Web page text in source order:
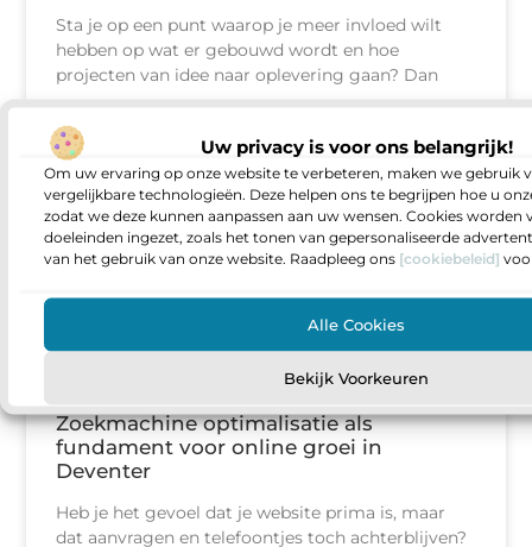
Uw privacy is voor ons belangrijk!
Om uw ervaring op onze website te verbeteren, maken we gebruik
vergelijkbare technologieën. Deze helpen ons te begrijpen hoe u
zodat we deze kunnen aanpassen aan uw wensen. Cookies worden
doeleinden ingezet, zoals het tonen van gepersonaliseerde
van het gebruik van onze website. Raadpleeg ons [cookiebeleid]
Alle Cookies
Bekijk Voorkeuren
Sta je op een punt waarop je meer invloed wilt
hebben op wat er gebouwd wordt en hoe
projecten van idee naar oplevering gaan? Dan
AANBIEDINGEN
Zoekmachine optimalisatie als
fundament voor online groei in
Deventer
Heb je het gevoel dat je website prima is, maar
dat aanvragen en telefoontjes toch achterblijven?